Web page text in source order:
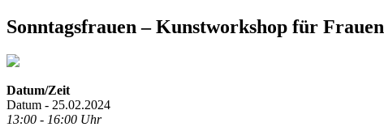
Sonntagsfrauen – Kunstworkshop für Frauen
Datum/Zeit
Datum - 25.02.2024
13:00 - 16:00 Uhr